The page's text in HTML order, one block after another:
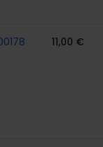
11,00 €